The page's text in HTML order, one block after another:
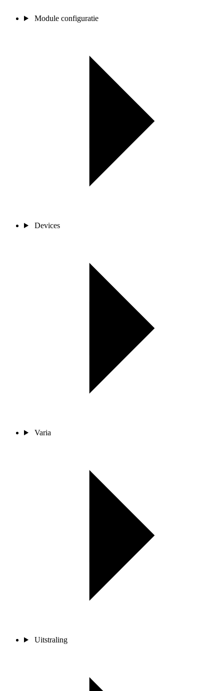
Module configuratie
Devices
Varia
Uitstraling